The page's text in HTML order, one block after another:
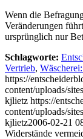
Wenn die
Veränderungen
ursprünglich nur
Schlagworte:
Vertrieb,
https://
content/uploads/
kjlietz https://
content/uploads/
kjlietz2006-02-21
Widerstände